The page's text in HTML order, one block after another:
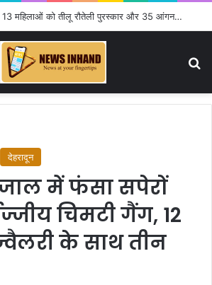
तीलू रौतेली जयंती पर 13 महिलाओं को तीलू रौतेली पुरस्कार और 35 आंगनबाड़ी कार्यकर्त्रियों को आंगनबाड़ी कार्यकर्त्री पुरस्कार प्रदान
देहरादून
में फंसा सपेरों
चिमटी गैंग, 12
के साथ तीन‌